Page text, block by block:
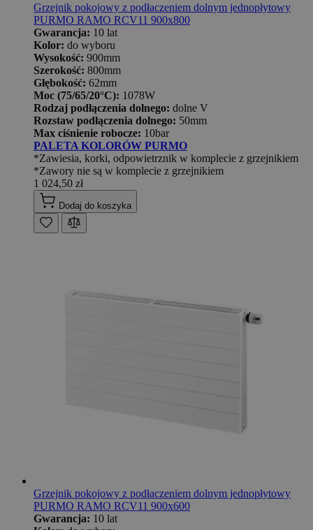
Grzejnik pokojowy z podłaczeniem dolnym jednopłytowy
PURMO RAMO RCV11 900x800
Gwarancja: 10 lat
Kolor: do wyboru
Wysokość: 900mm
Szerokość: 800mm
Głębokość: 62mm
Moc (75/65/20°C): 1078W
Rodzaj podłączenia dolnego: dolne V
Rozstaw podłączenia dolnego: 50mm
Max ciśnienie robocze: 10bar
PALETA KOLORÓW PURMO
*Zawiesia, korki, odpowietrznik w komplecie z grzejnikiem
*Zawory nie są w komplecie z grzejnikiem
1 024,50 zł
Dodaj do koszyka
Grzejnik pokojowy z podłaczeniem dolnym jednopłytowy
PURMO RAMO RCV11 900x600
Gwarancja: 10 lat